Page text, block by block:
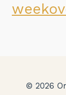
© 2026